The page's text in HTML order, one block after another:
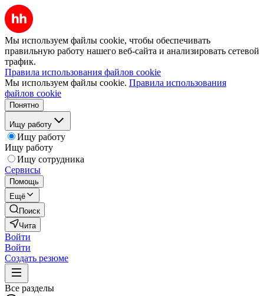
Мы используем файлы cookie, чтобы обеспечивать
правильную работу нашего веб-сайта и анализировать сетевой
трафик.
Правила использования файлов cookie
Мы используем файлы cookie. Правила использования
файлов cookie
Понятно
Ищу работу
Ищу работу
Ищу работу
Ищу сотрудника
Сервисы
Помощь
Ещё
Поиск
Чита
Войти
Войти
Создать резюме
Все разделы